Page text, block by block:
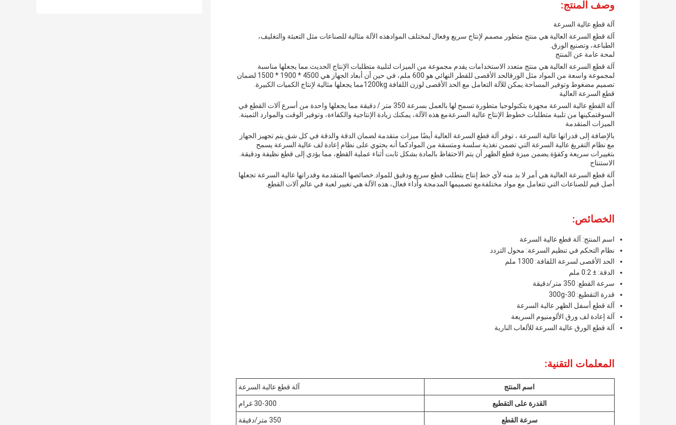
وصف المنتج:
آلة قطع عالية السرعة
آلة قطع السرعة العالية هي منتج متطور مصمم لإنتاج سريع وفعال لمختلف الموادهذه الآلة مثالية للصناعات مثل التعبئة والتغليف،
الطباعة، وتصنيع الورق.
لمحة عامة عن المنتج
آلة قطع السرعة العالية هي منتج متعدد الاستخدامات يقدم مجموعة من الميزات لتلبية متطلبات الإنتاج الحديث.مما يجعلها مناسبة
لمجموعة واسعة من المواد مثل الورقالحد الأقصى للقطر النهائي هو 600 ملم، في حين أن أبعاد الجهاز هي 4500 * 1900 * 1500 لضمان
تصميم مضغوط وتوفير المساحة.يمكن للآلة التعامل مع الحد الأقصى لوزن اللفافة 1200kgمما يجعلها مثالية لإنتاج الكميات الكبيرة.
قطع السرعة العالية
آلة القطع عالية السرعة مجهزة بتكنولوجيا متطورة تسمح لها بالعمل بسرعة 350 متر / دقيقة مما يجعلها واحدة من أسرع آلات القطع في
السوقتمكينها من تلبية متطلبات خطوط الإنتاج عالية السرعةمع هذه الآلة، يمكنك زيادة الإنتاجية والكفاءة، وتوفير الوقت والموارد الثمينة.
الميزات المتقدمة
بالإضافة إلى قدراتها عالية السرعة ، توفر آلة قطع السرعة العالية أيضًا ميزات متقدمة لضمان الدقة والدقة في كل شق.يتم تجهيز الجهاز
مع نظام التفريغ عالية السرعة التي تضمن تغذية سلسة ومتسقة من الموادكما أنه يحتوي على نظام إعادة لف عالية السرعة يسمح
بتغييرات سريعة وكفؤة.يضمن ميزة قطع الظهر أن يتم الاحتفاظ بالمادة بشكل ثابت أثناء عملية القطع، مما يؤدي إلى قطع نظيفة ودقيقة.
الاستنتاج
آلة قطع السرعة العالية هي أمر لا بد منه لأي خط إنتاج يتطلب قطع سريع ودقيق للمواد.خصائصها المتقدمة وقدراتها عالية السرعة تجعلها
أصل قيم للصناعات التي تتعامل مع مواد مختلفةمع تصميمها المدمجة وأداء فعال، هذه الآلة هي تغيير لعبة في عالم آلات القطع.
الخصائص:
اسم المنتج: آلة قطع عالية السرعة
نظام التحكم في تنظيم السرعة: محول التردد
الحد الأقصى لسرعة اللفافة: 1300 ملم
الدقة: ± 0.2 ملم
سرعة القطع: 350 متر/دقيقة
قدرة التقطيع: 30-300g
آلة قطع أسفل الظهر عالية السرعة
آلة إعادة لف ورق الألومنيوم السريعة
آلة قطع الورق عالية السرعة للألعاب النارية
المعلمات التقنية:
اسم المنتج آلة قطع عالية السرعة
القدرة على التقطيع 30-300 غرام
سرعة القطع 350 متر/دقيقة